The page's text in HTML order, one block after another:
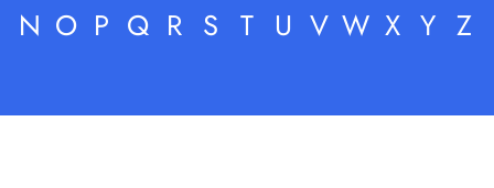
N O P Q R S T U V W X Y Z